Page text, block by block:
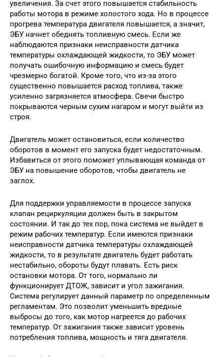
увеличения. За счет этого повышается стабильность
работы мотора в режиме холостого хода. Но в процессе
прогрева температура двигателя повышается, а значит,
ЭБУ начнет обеднять топливную смесь. Если же
наблюдаются признаки неисправности датчика
температуры охлаждающей жидкости, то ЭБУ может
получать ошибочную информацию и смесь будет
чрезмерно богатой. Кроме того, что из-за этого
существенно повышается расход топлива, также
усиленно загрязняется атмосфера. Свечи быстро
покрываются черным сухим нагаром и могут выйти из
строя.
Двигатель может остановиться, если количество
оборотов в момент его запуска будет недостаточным.
Избавиться от этого поможет уплывающая команда от
ЭБУ на повышение оборотов, чтобы двигатель не
заглох.
Для поддержки управляемости в процессе запуска
клапан рециркуляции должен быть в закрытом
состоянии. И так до тех пор, пока система не выйдет в
режим рабочих температур. Если имеются признаки
неисправности датчика температуры охлаждающей
жидкости, то в результате двигатель будет работать
нестабильно, обороты будут плавать. Есть риск
остановки мотора. От того, нормально ли
функционирует ДТОЖ, зависит и угол зажигания.
Система регулирует данный параметр по определенным
регламентам. Это позволит уменьшить вредные
выбросы до того, как мотор нагреется до рабочих
температур. От зажигания также зависит уровень
потребления топлива, мощность и тяга двигателя.